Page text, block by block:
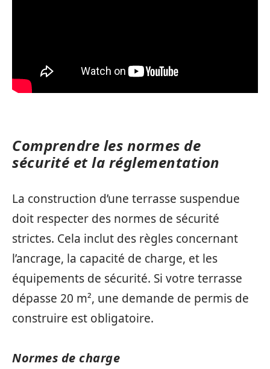
Comprendre les normes de
sécurité et la réglementation
La construction d’une terrasse suspendue
doit respecter des normes de sécurité
strictes. Cela inclut des règles concernant
l’ancrage, la capacité de charge, et les
équipements de sécurité. Si votre terrasse
dépasse 20 m², une demande de permis de
construire est obligatoire.
Normes de charge